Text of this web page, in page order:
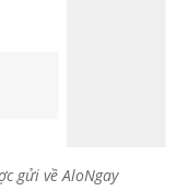
gửi về AloNgay